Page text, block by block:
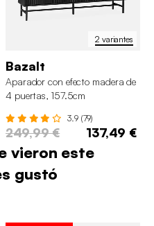
2 variantes
Bazalt
Aparador con efecto madera de
4 puertas, 157.5cm
3.9 (79)
249,99 € 137,49 €
vieron este
gustó